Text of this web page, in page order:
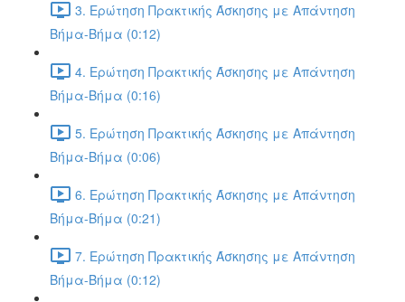
3. Ερώτηση Πρακτικής Άσκησης με Απάντηση
Βήμα-Βήμα (0:12)
4. Ερώτηση Πρακτικής Άσκησης με Απάντηση
Βήμα-Βήμα (0:16)
5. Ερώτηση Πρακτικής Άσκησης με Απάντηση
Βήμα-Βήμα (0:06)
6. Ερώτηση Πρακτικής Άσκησης με Απάντηση
Βήμα-Βήμα (0:21)
7. Ερώτηση Πρακτικής Άσκησης με Απάντηση
Βήμα-Βήμα (0:12)